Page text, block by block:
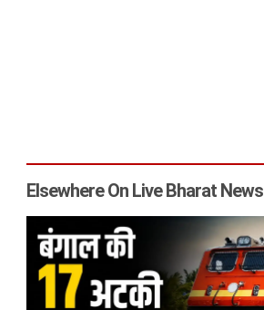
Elsewhere On Live Bharat News